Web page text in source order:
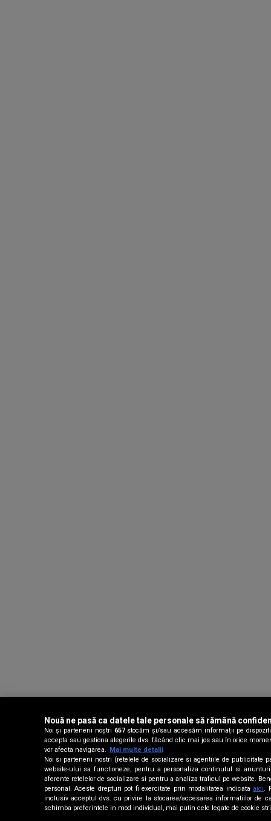
Nouă ne pasă ca datele tale personale să rămână
Noi și partenerii noștri 657stocăm și/sau accesăm informații pe
accepta sau gestiona alegerile dvs. făcând clic mai jos sau în orice
vor afecta navigarea.
Mai multe detalii
Noi si partenerii nostri (retelele de socializare si agentiile de
website-ului sa functioneze, pentru a personaliza continutul si
aferente retelelor de socializare si pentru a analiza traficul pe website.
personal. Aceste drepturi pot fi exercitate prin modalitatea indicataaici.
inclusiv acceptul dvs. cu privire la stocarea/accesarea informatiilor de
schimba preferintele in mod individual, mai putin cele legate de cookie